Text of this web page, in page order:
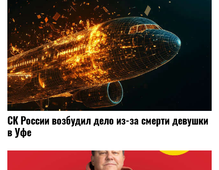
СК России возбудил дело из-за смерти девушки
в Уфе